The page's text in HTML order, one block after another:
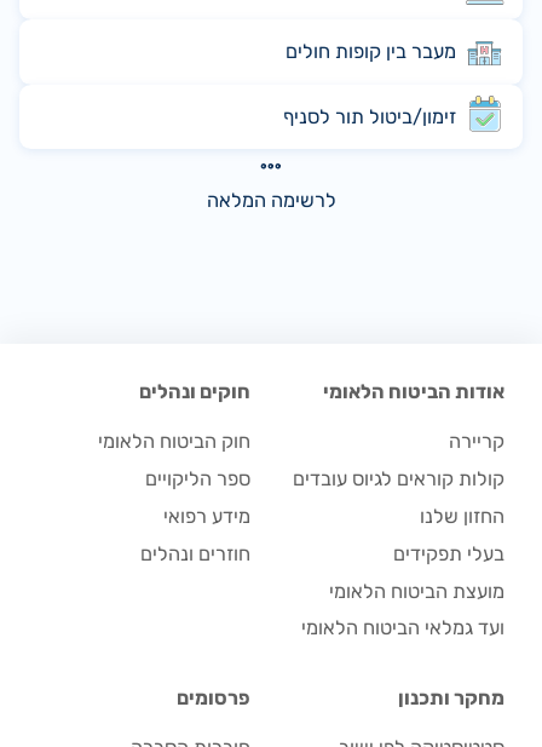
מעבר בין קופות חולים
זימון/ביטול תור לסניף
לרשימה המלאה
אודות הביטוח הלאומי
קריירה
קולות קוראים לגיוס עובדים
החזון שלנו
בעלי תפקידים
מועצת הביטוח הלאומי
ועד גמלאי הביטוח הלאומי
חוקים ונהלים
חוק הביטוח הלאומי
ספר הליקויים
מידע רפואי
חוזרים ונהלים
מחקר ותכנון פרסומים